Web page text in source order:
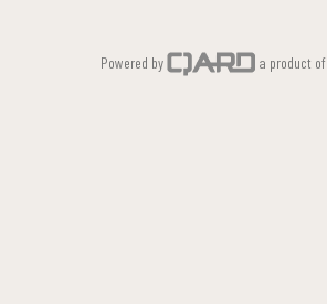
Powered by a product of